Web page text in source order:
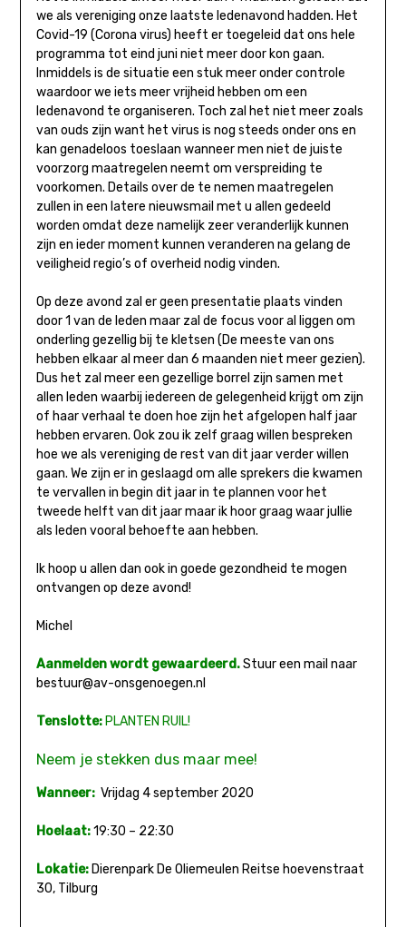
we als vereniging onze laatste ledenavond hadden. Het
Covid-19 (Corona virus) heeft er toegeleid dat ons hele
programma tot eind juni niet meer door kon gaan.
Inmiddels is de situatie een stuk meer onder controle
waardoor we iets meer vrijheid hebben om een
ledenavond te organiseren. Toch zal het niet meer zoals
van ouds zijn want het virus is nog steeds onder ons en
kan genadeloos toeslaan wanneer men niet de juiste
voorzorg maatregelen neemt om verspreiding te
voorkomen. Details over de te nemen maatregelen
zullen in een latere nieuwsmail met u allen gedeeld
worden omdat deze namelijk zeer veranderlijk kunnen
zijn en ieder moment kunnen veranderen na gelang de
veiligheid regio’s of overheid nodig vinden.
Op deze avond zal er geen presentatie plaats vinden
door 1 van de leden maar zal de focus voor al liggen om
onderling gezellig bij te kletsen (De meeste van ons
hebben elkaar al meer dan 6 maanden niet meer gezien).
Dus het zal meer een gezellige borrel zijn samen met
allen leden waarbij iedereen de gelegenheid krijgt om zijn
of haar verhaal te doen hoe zijn het afgelopen half jaar
hebben ervaren. Ook zou ik zelf graag willen bespreken
hoe we als vereniging de rest van dit jaar verder willen
gaan. We zijn er in geslaagd om alle sprekers die kwamen
te vervallen in begin dit jaar in te plannen voor het
tweede helft van dit jaar maar ik hoor graag waar jullie
als leden vooral behoefte aan hebben.
Ik hoop u allen dan ook in goede gezondheid te mogen
ontvangen op deze avond!
Michel
Aanmelden wordt gewaardeerd. Stuur een mail naar
bestuur@av-onsgenoegen.nl
Tenslotte:PLANTEN RUIL!
Neem je stekken dus maar mee!
Wanneer:Vrijdag 4 september 2020
Hoelaat:19:30 – 22:30
Lokatie:Dierenpark De Oliemeulen Reitse hoevenstraat
30, Tilburg